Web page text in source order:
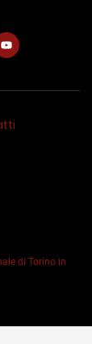
di Torino in